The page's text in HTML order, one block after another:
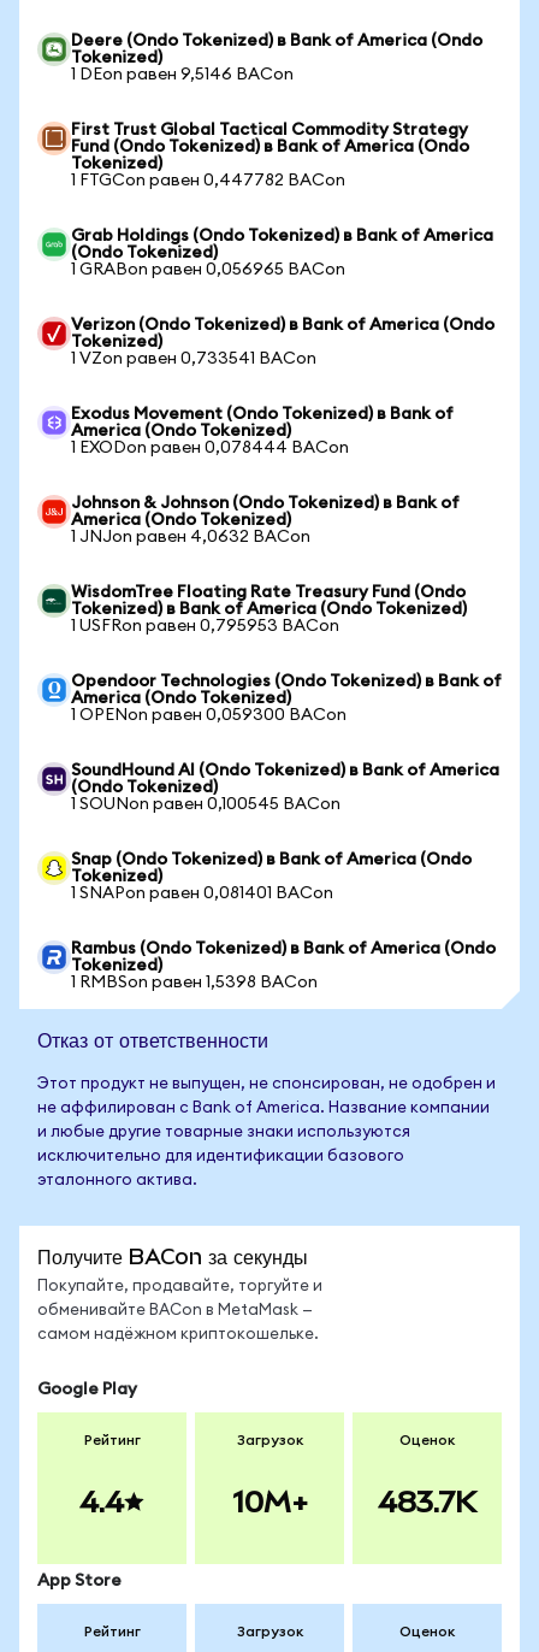
Deere (Ondo Tokenized) в Bank of America (Ondo
Tokenized)
1 DEon равен 9,5146 BACon
First Trust Global Tactical Commodity Strategy
Fund (Ondo Tokenized) в Bank of America (Ondo
Tokenized)
1 FTGCon равен 0,447782 BACon
Grab Holdings (Ondo Tokenized) в Bank of America
(Ondo Tokenized)
1 GRABon равен 0,056965 BACon
Verizon (Ondo Tokenized) в Bank of America (Ondo
Tokenized)
1 VZon равен 0,733541 BACon
Exodus Movement (Ondo Tokenized) в Bank of
America (Ondo Tokenized)
1 EXODon равен 0,078444 BACon
Johnson & Johnson (Ondo Tokenized) в Bank of
America (Ondo Tokenized)
1 JNJon равен 4,0632 BACon
WisdomTree Floating Rate Treasury Fund (Ondo
Tokenized) в Bank of America (Ondo Tokenized)
1 USFRon равен 0,795953 BACon
Opendoor Technologies (Ondo Tokenized) в Bank of
America (Ondo Tokenized)
1 OPENon равен 0,059300 BACon
SoundHound AI (Ondo Tokenized) в Bank of America
(Ondo Tokenized)
1 SOUNon равен 0,100545 BACon
Snap (Ondo Tokenized) в Bank of America (Ondo
Tokenized)
1 SNAPon равен 0,081401 BACon
Rambus (Ondo Tokenized) в Bank of America (Ondo
Tokenized)
1 RMBSon равен 1,5398 BACon
Отказ от ответственности
Этот продукт не выпущен, не спонсирован, не одобрен и
не аффилирован с Bank of America. Название компании
и любые другие товарные знаки используются
исключительно для идентификации базового
эталонного актива.
Получите BACon за секунды
Покупайте, продавайте, торгуйте и
обменивайте BACon в MetaMask —
самом надёжном криптокошельке.
Google Play
Рейтинг
4.4
Загрузок
10M+
Оценок
483.7K
App Store
Рейтинг Загрузок Оценок